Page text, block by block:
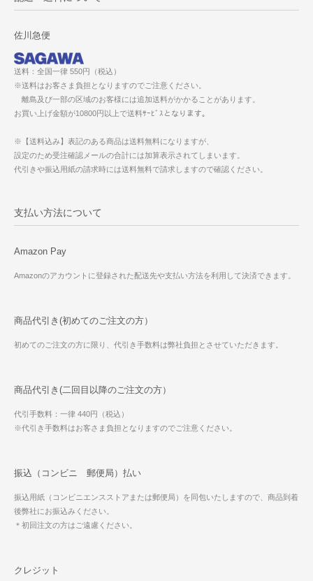
佐川急便
送料：全国一律 550円（税込）
※送料はお客さま負担となりますのでご注意ください。
離島及び一部の区域のお客様には追加送料がかかることがあります。
お買い上げ金額が10800円以上で送料ｻｰﾋﾞｽとなります。
※【送料込み】表記のある商品は送料無料になりますが、
設定のため受注確認メールの合計には加算表示されてしまいます。
代引きや振込用紙の請求時には送料無料で請求しますので確認ください。
支払い方法について
Amazon Pay
Amazonのアカウントに登録された配送先や支払い方法を利用して決済できます。
商品代引き(初めてのご注文の方）
初めてのご注文の方に限り、代引き手数料は弊社負担とさせていただきます。
商品代引き(二回目以降のご注文の方）
代引手数料：一律 440円（税込）
※代引き手数料はお客さま負担となりますのでご注意ください。
振込（コンビニ 郵便局）払い
振込用紙（コンビニエンスストアまたは郵便局）を同包いたしますので、商品到着
後弊社にお振込みください。
＊初回注文の方はご遠慮ください。
クレジット